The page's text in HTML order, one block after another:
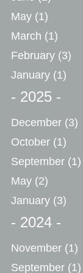
May (1)
March (1)
February (3)
January (1)
- 2025 -
December (3)
October (1)
September (1)
May (2)
January (3)
- 2024 -
November (1)
September (1)